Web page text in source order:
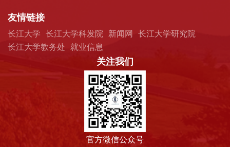
友情链接
长江大学 长江大学科发院 新闻网
长江大学研究院
长江大学教务处
就业信息
关注我们
官方微信公众号